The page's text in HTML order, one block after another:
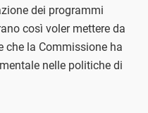
dei programmi
così voler mettere da
che la Commissione ha
nelle politiche di